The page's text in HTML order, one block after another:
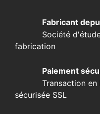
Fabricant
Société
fabrication
Paiement
Transaction
sécurisée SSL